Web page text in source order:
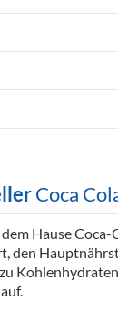
Coca
Hause
den